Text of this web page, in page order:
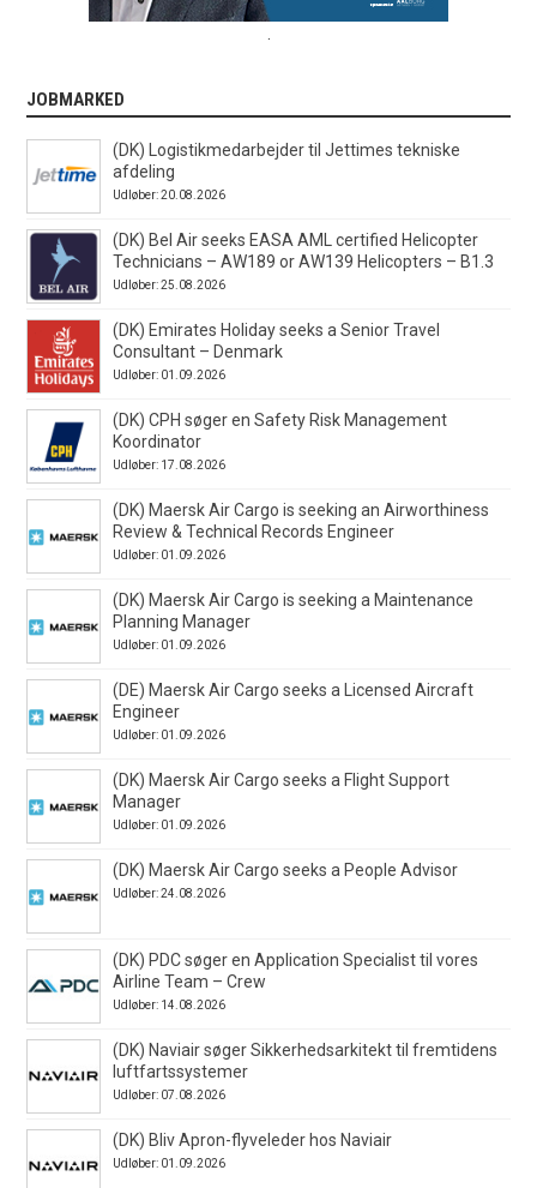
JOBMARKED
(DK) Logistikmedarbejder til Jettimes tekniske
afdeling
Udløber: 20.08.2026
(DK) Bel Air seeks EASA AML certified Helicopter
Technicians – AW189 or AW139 Helicopters – B1.3
Udløber: 25.08.2026
(DK) Emirates Holiday seeks a Senior Travel
Consultant – Denmark
Udløber: 01.09.2026
(DK) CPH søger en Safety Risk Management
Koordinator
Udløber: 17.08.2026
(DK) Maersk Air Cargo is seeking an Airworthiness
Review & Technical Records Engineer
Udløber: 01.09.2026
(DK) Maersk Air Cargo is seeking a Maintenance
Planning Manager
Udløber: 01.09.2026
(DE) Maersk Air Cargo seeks a Licensed Aircraft
Engineer
Udløber: 01.09.2026
(DK) Maersk Air Cargo seeks a Flight Support
Manager
Udløber: 01.09.2026
(DK) Maersk Air Cargo seeks a People Advisor
Udløber: 24.08.2026
(DK) PDC søger en Application Specialist til vores
Airline Team – Crew
Udløber: 14.08.2026
(DK) Naviair søger Sikkerhedsarkitekt til fremtidens
luftfartssystemer
Udløber: 07.08.2026
(DK) Bliv Apron-flyveleder hos Naviair
Udløber: 01.09.2026